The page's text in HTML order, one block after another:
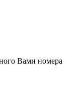
Вами номера